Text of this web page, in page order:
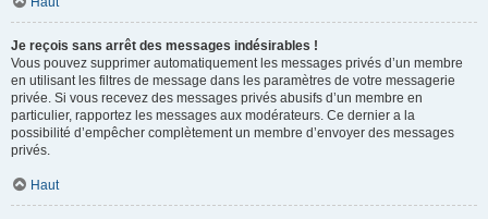
Je reçois sans arrêt des messages indésirables !
Vous pouvez supprimer automatiquement les messages privés d’un membre
en utilisant les filtres de message dans les paramètres de votre messagerie
privée. Si vous recevez des messages privés abusifs d’un membre en
particulier, rapportez les messages aux modérateurs. Ce dernier a la
possibilité d’empêcher complètement un membre d’envoyer des messages
privés.
Haut